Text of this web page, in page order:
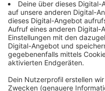
werde das Open Air
Tribute Band "Century´s
25. September. Bereits
bleiben gültig. Wer am
kann sein Ticket bis
Vorverkaufsstellen
Stadtmarkting.